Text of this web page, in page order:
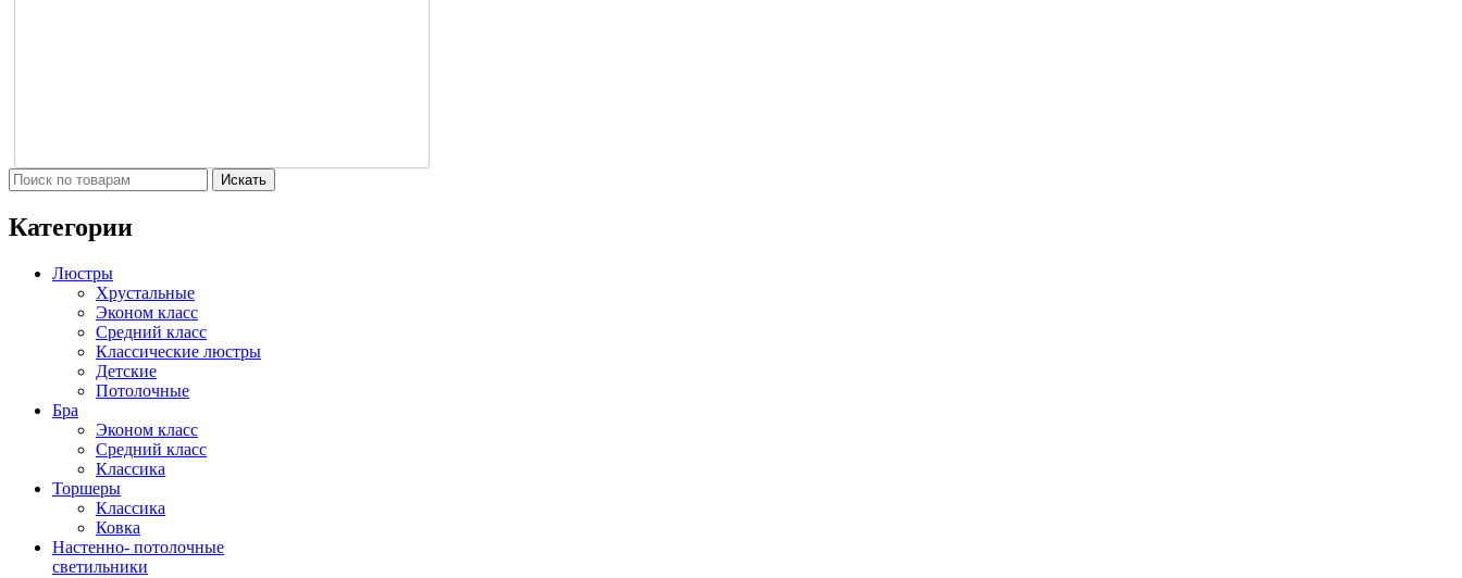
Искать
Категории
Люстры
Хрустальные
Эконом класс
Средний класс
Классические люстры
Детские
Потолочные
Бра
Эконом класс
Средний класс
Классика
Торшеры
Классика
Ковка
Настенно- потолочные
светильники